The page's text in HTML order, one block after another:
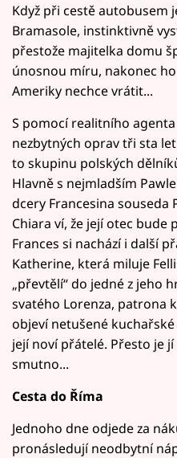
Když při cestě autobusem
Bramasole, instinktivně
přestože majitelka domu
únosnou míru, nakonec
Ameriky nechce vrátit...
S pomocí realitního
nezbytných oprav tři sta
to skupinu polských
Hlavně s nejmladším
dcery Francesina souseda
Chiara ví, že její otec bude
Frances si nachází i další
Katherine, která miluje
„převtělí“ do jedné z jeho
svatého Lorenza, patrona
objeví netušené
její noví přátelé. Přesto je
smutno...
Cesta do Říma
Jednoho dne odjede za
pronásledují neodbytní